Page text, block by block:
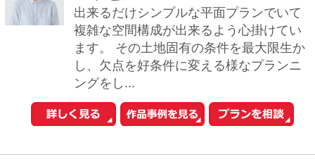
福岡県福岡市南区長住7-2-21
私たちの生活で一番重要で高価な""家"" 家
年後の家族の生活を考えることと私たち
は考えています。 私たちは、お...